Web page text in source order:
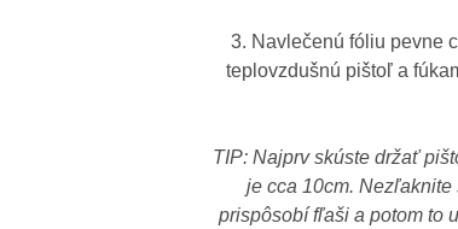
3. Navlečenú fóliu pevne
teplovzdušnú pištoľ a
TIP: Najprv skúste držať
je cca 10cm.
prispôsobí fľaši a potom to